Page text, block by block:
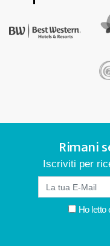
Rimani
Iscriviti per
Ho letto